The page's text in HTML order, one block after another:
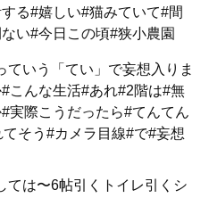
る#嬉しい#猫みていて#間
い#今日この頃#狭小農園
ていう「てい」で妄想入りま
こんな生活#あれ#2階は#無
実際こうだったら#てんてん
そう#カメラ目線#で#妄想
ては〜6帖引くトイレ引くシ